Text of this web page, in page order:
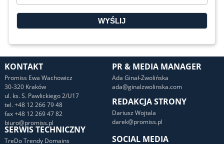
KONTAKT
Promiss Ewa Wachowicz
30-320 Kraków
ul. ks. S. Pawlickiego 2/U17
tel. +48 12 266 79 48
fax +48 12 269 47 82
biuro@promiss.pl
PR & MEDIA MANAGER
Ada Ginał-Zwolińska
ada@ginalzwolinska.com
REDAKCJA STRONY
Dariusz Wojtala
darek@promiss.pl
SOCIAL MEDIA
SERWIS TECHNICZNY
TreDo Trendy Domains